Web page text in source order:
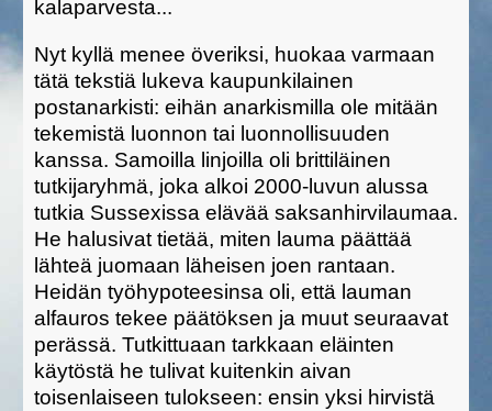
kalaparvesta...
Nyt kyllä menee överiksi, huokaa varmaan
tätä tekstiä lukeva kaupunkilainen
postanarkisti: eihän anarkismilla ole mitään
tekemistä luonnon tai luonnollisuuden
kanssa. Samoilla linjoilla oli brittiläinen
tutkijaryhmä, joka alkoi 2000-luvun alussa
tutkia Sussexissa elävää saksanhirvilaumaa.
He halusivat tietää, miten lauma päättää
lähteä juomaan läheisen joen rantaan.
Heidän työhypoteesinsa oli, että lauman
alfauros tekee päätöksen ja muut seuraavat
perässä. Tutkittuaan tarkkaan eläinten
käytöstä he tulivat kuitenkin aivan
toisenlaiseen tulokseen: ensin yksi hirvistä